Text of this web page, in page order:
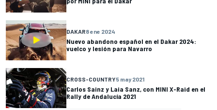
DAKAR8 ene 2024
Nuevo abandono español en el Dakar 2024:
vuelco y lesión para Navarro
CROSS-COUNTRY5 may 2021
Carlos Sainz y Laia Sanz, con MINI X-Raid en el
Rally de Andalucía 2021